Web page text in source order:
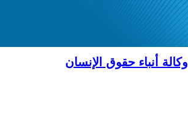
وكالة أنباء حقوق الإنسان